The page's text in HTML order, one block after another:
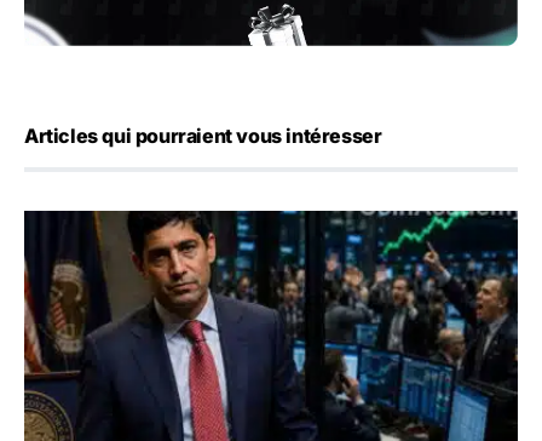
Articles qui pourraient vous intéresser
Emploi américain : 23 000 postes détruits en juillet, les